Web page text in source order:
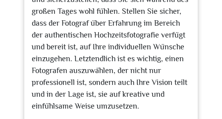
großen Tages wohl fühlen. Stellen Sie sicher,
dass der Fotograf über Erfahrung im Bereich
der authentischen Hochzeitsfotografie verfügt
und bereit ist, auf Ihre individuellen Wünsche
einzugehen. Letztendlich ist es wichtig, einen
Fotografen auszuwählen, der nicht nur
professionell ist, sondern auch Ihre Vision teilt
und in der Lage ist, sie auf kreative und
einfühlsame Weise umzusetzen.